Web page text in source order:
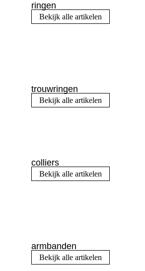
ringen
Bekijk alle artikelen
trouwringen
Bekijk alle artikelen
colliers
Bekijk alle artikelen
armbanden
Bekijk alle artikelen